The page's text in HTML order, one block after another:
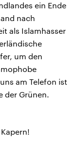
ein Ende
nach
als Islamhasser
um den
am Telefon ist
der Grünen.